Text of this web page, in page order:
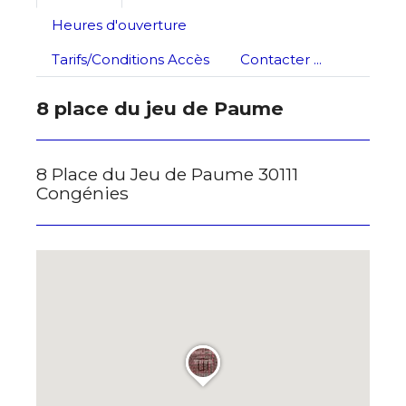
J'accepte les
* Champ obligatoire
Heures d'ouverture
Tarifs/Conditions Accès
Contacter ...
8 place du jeu de Paume
8 Place du Jeu de Paume 30111
Congénies